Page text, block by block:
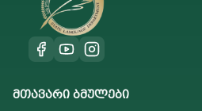
მთავარი ბმულები